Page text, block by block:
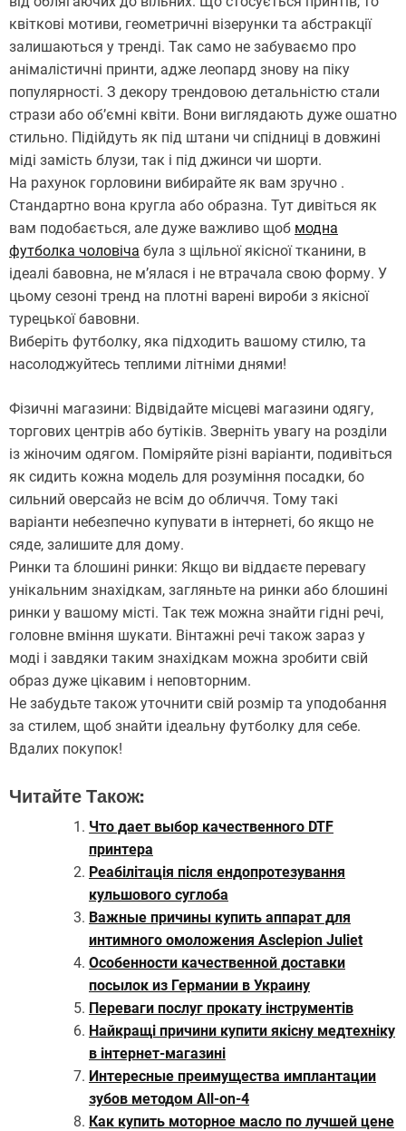
квіткові мотиви, геометричні візерунки та абстракції
залишаються у тренді. Так само не забуваємо про
анімалістичні принти, адже леопард знову на піку
популярності. З декору трендовою детальністю стали
стрази або об’ємні квіти. Вони виглядають дуже ошатно
стильно. Підійдуть як під штани чи спідниці в довжині
міді замість блузи, так і під джинси чи шорти.
На рахунок горловини вибирайте як вам зручно .
Стандартно вона кругла або образна. Тут дивіться як
вам подобається, але дуже важливо щоб модна
футболка чоловіча була з щільної якісної тканини, в
ідеалі бавовна, не м’ялася і не втрачала свою форму. У
цьому сезоні тренд на плотні варені вироби з якісної
турецької бавовни.
Виберіть футболку, яка підходить вашому стилю, та
насолоджуйтесь теплими літніми днями!
Фізичні магазини: Відвідайте місцеві магазини одягу,
торгових центрів або бутіків. Зверніть увагу на розділи
із жіночим одягом. Поміряйте різні варіанти, подивіться
як сидить кожна модель для розуміння посадки, бо
сильний оверсайз не всім до обличчя. Тому такі
варіанти небезпечно купувати в інтернеті, бо якщо не
сяде, залишите для дому.
Ринки та блошині ринки: Якщо ви віддаєте перевагу
унікальним знахідкам, загляньте на ринки або блошині
ринки у вашому місті. Так теж можна знайти гідні речі,
головне вміння шукати. Вінтажні речі також зараз у
моді і завдяки таким знахідкам можна зробити свій
образ дуже цікавим і неповторним.
Не забудьте також уточнити свій розмір та уподобання
за стилем, щоб знайти ідеальну футболку для себе.
Вдалих покупок!
Читайте Також:
Что дает выбор качественного DTF
принтера
Реабілітація після ендопротезування
кульшового суглоба
Важные причины купить аппарат для
интимного омоложения Asclepion Juliet
Особенности качественной доставки
посылок из Германии в Украину
Переваги послуг прокату інструментів
Найкращі причини купити якісну медтехніку
в інтернет-магазині
Интересные преимущества имплантации
зубов методом All-on-4
Как купить моторное масло по лучшей цене